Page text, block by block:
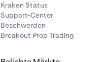
Kraken Status
Support-Center
Beschwerden
Breakout Prop Trading